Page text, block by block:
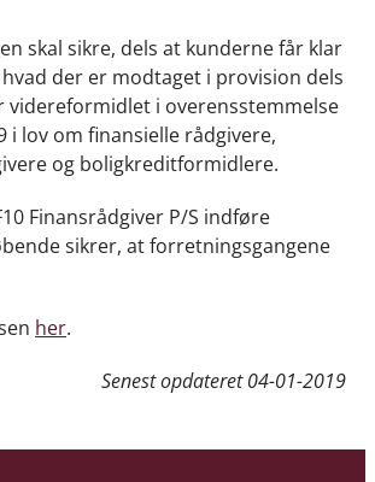
skal sikre, dels at kunderne får klar
der er modtaget i provision dels
videreformidlet i overensstemmelse
i lov om finansielle rådgivere,
og boligkreditformidlere.
Finansrådgiver P/S indføre
sikrer, at forretningsgangene
her.
Senest opdateret04-01-2019